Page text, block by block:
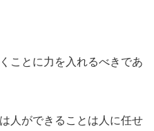
ことに力を入れるべきであ
人ができることは人に任せ